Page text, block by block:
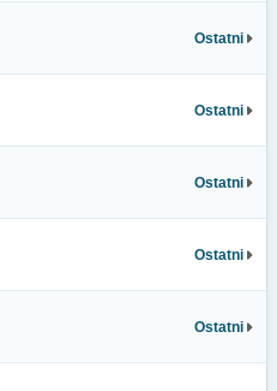
Ostatni
Ostatni
Ostatni
Ostatni
Ostatni